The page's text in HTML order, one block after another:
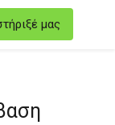
μας